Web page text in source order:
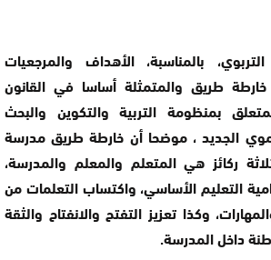
بالمناسبة، الأهداف والمرجعيات
خارطة طريق والمتمثلة أساسا في القانون
رقم 51.17 المتعلق بمنظومة التربية والتكوين والبحث
الجديد ، موضحا أن خارطة طريق مدرسة
ركائز هي المتعلم والمعلم والمدرسة،
التعليم الأساسي، واكتساب التعلمات من
وكذا تعزيز التفتح والانفتاح والثقة
داخل المدرسة.